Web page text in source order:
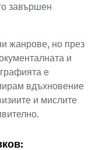
завършен
жанрове, но през
и
е
вдъхновение
и мислите